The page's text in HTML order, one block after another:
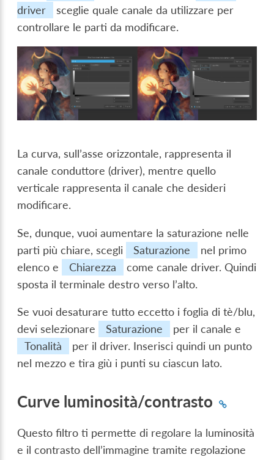
driver
sceglie quale canale da utilizzare per
controllare le parti da modificare.
La curva, sull’asse orizzontale, rappresenta il
canale conduttore (driver), mentre quello
verticale rappresenta il canale che desideri
modificare.
Se, dunque, vuoi aumentare la saturazione nelle
parti più chiare, scegli
Saturazione
nel primo
elenco e
Chiarezza
come canale driver. Quindi
sposta il terminale destro verso l’alto.
Se vuoi desaturare tutto eccetto i foglia di tè/blu,
devi selezionare
Saturazione
per il canale e
Tonalità
per il driver. Inserisci quindi un punto
nel mezzo e tira giù i punti su ciascun lato.
Curve luminosità/contrasto
Questo filtro ti permette di regolare la luminosità
e il contrasto dell’immagine tramite regolazione